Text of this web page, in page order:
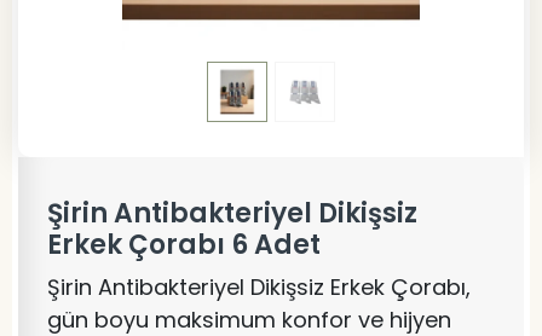
Şirin Antibakteriyel Dikişsiz
Erkek Çorabı 6 Adet
Şirin Antibakteriyel Dikişsiz Erkek Çorabı,
gün boyu maksimum konfor ve hijyen